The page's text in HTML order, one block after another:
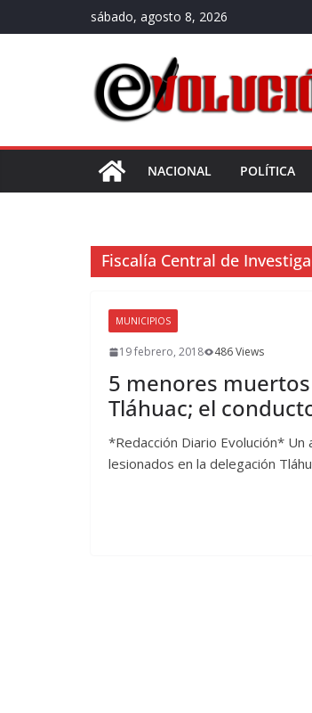
al
sábado, agosto 8, 2026
NACIONAL POLÍTICA
Fiscalía Central de
MUNICIPIOS
19 febrero, 2018 486 Views
5 menores
Tláhuac; el
*Redacción Diario Evolución*
lesionados en la delegación